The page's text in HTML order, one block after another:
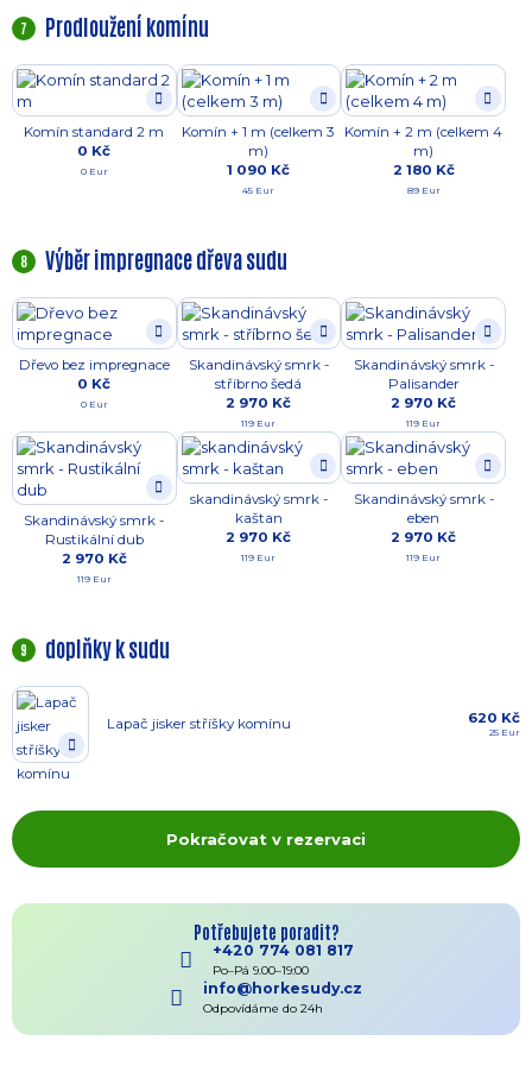
7 Prodloužení komínu
Komín standard 2 m
0 Kč
0 Eur
Komín + 1 m (celkem 3
m)
1 090 Kč
45 Eur
Komín + 2 m (celkem 4
m)
2 180 Kč
89 Eur
8 Výběr impregnace dřeva sudu
Dřevo bez impregnace
0 Kč
0 Eur
Skandinávský smrk -
stříbrno šedá
2 970 Kč
119 Eur
Skandinávský smrk -
Palisander
2 970 Kč
119 Eur
Skandinávský smrk -
Rustikální dub
2 970 Kč
119 Eur
skandinávský smrk -
kaštan
2 970 Kč
119 Eur
Skandinávský smrk -
eben
2 970 Kč
119 Eur
9 doplňky k sudu
Lapač jisker stříšky komínu 620 Kč
25 Eur
Pokračovat v rezervaci
Potřebujete poradit?
+420 774 081 817
Po–Pá 9.00–19:00
info@horkesudy.cz
Odpovídáme do 24h